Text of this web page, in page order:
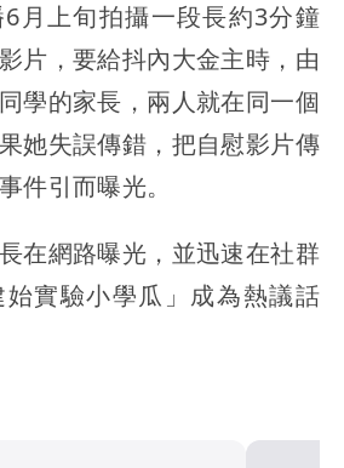
月上旬拍攝一段長約3分鐘
片，要給抖內大金主時，由
學的家長，兩人就在同一個
她失誤傳錯，把自慰影片傳
件引而曝光。
在網路曝光，並迅速在社群
實驗小學瓜」成為熱議話